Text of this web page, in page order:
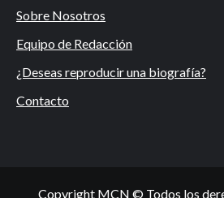
Sobre Nosotros
Equipo de Redacción
¿Deseas reproducir una biografía?
Contacto
Copyright MCN © Todos los